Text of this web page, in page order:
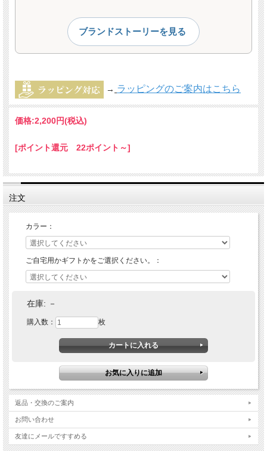
ブランドストーリーを見る
→ ラッピングのご案内はこちら
価格:2,200円(税込)
[ポイント還元 22ポイント～]
注文
カラー：
ご自宅用かギフトかをご選択ください。：
在庫: －
購入数： 枚
返品・交換のご案内
お問い合わせ
友達にメールですすめる